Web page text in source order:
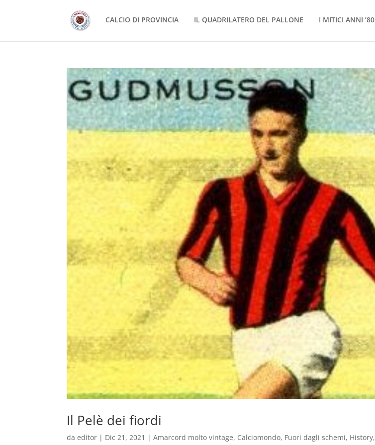
CALCIO DI PROVINCIA IL QUADRILATERO DEL PALLONE I MITICI ANNI ’80
Il Pelè dei fiordi
daeditor | Dic 21, 2021 |Amarcord molto vintage, Calciomondo, Fuori dagli schemi, History,